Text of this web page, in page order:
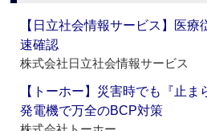
【日立社会情報サービス】医
速確認
株式会社日立社会情報サービス
【トーホー】災害時でも『止
発電機で万全のBCP対策